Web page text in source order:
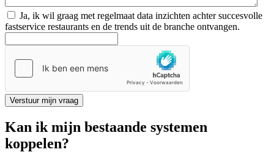
Ja, ik wil graag met regelmaat data inzichten achter succesvolle
fastservice restaurants en de trends uit de branche ontvangen.
Verstuur mijn vraag
Kan ik mijn bestaande systemen
koppelen?